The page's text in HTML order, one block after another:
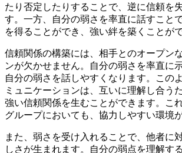
たり否定したりすることで、逆に信頼を
す。一方、自分の弱さを率直に話すこと
を得ることができ、強い絆を築くことが
信頼関係の構築には、相手とのオープン
ンが欠かせません。自分の弱さを率直に
自分の弱さを話しやすくなります。この
ミュニケーションは、互いに理解し合う
強い信頼関係を生むことができます。こ
グループにおいても、協力しやすい環境
また、弱さを受け入れることで、他者に
しさが生まれます。自分の弱点を理解す